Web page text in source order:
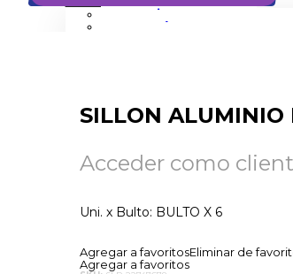
Mi cuenta
¿Cómo comprar?
SILLON ALUMINIO
Acceder como
Uni. x Bulto: BULTO X 6
Agregar a favoritosEliminar de
Agregar a favoritos